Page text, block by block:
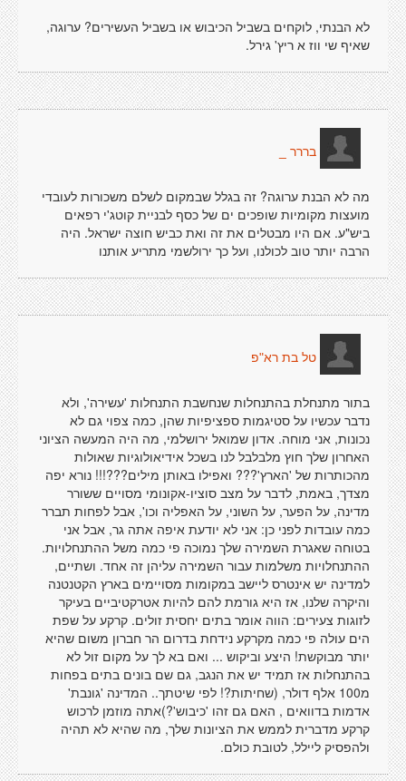
לא הבנתי, לוקחים בשביל הכיבוש או בשביל העשירים? ערוגה,
שאיף שי ווז א ריץ' גירל.
בררר _
מה לא הבנת ערוגה? זה בגלל שבמקום לשלם משכורות לעובדי
מועצות מקומיות שופכים ים של כסף לבניית קוטג'י רפאים
ביש"ע. אם היו מבטלים את זה ואת כביש חוצה ישראל. היה
הרבה יותר טוב לכולנו, ועל כך ירולשמי מתריע אותנו
טל בת רא"פ
בתור מתנחלת בהתנחלות שנחשבת התנחלות 'עשירה', ולא
נדבר עכשיו על סטיגמות ספציפיות שהן, כמה צפוי גם לא
נכונות, אני מוחה. אדון שמואל ירושלמי, מה היה המעשה הציוני
האחרון שלך חוץ מלבלבל לנו בשכל אידיאולוגיות שאולות
מהכותרות של 'הארץ'??? ואפילו באותן מילים???!!! נורא יפה
מצדך, באמת, לדבר על מצב סוציו-אקונומי מסויים ששורר
מדינה, על הפער, על השוני, על האפליה וכו', אבל לפחות תברר
כמה עובדות לפני כן: אני לא יודעת איפה אתה גר, אבל אני
בטוחה שאגרת השמירה שלך נמוכה פי כמה משל ההתנחלויות.
ההתנחלויות משלמות עבור השמירה עליהן זה אחד. ושתיים,
למדינה יש אינטרס ליישב במקומות מסויימים בארץ הקטנטנה
והיקרה שלנו, אז היא גורמת להם להיות אטרקטיביים בעיקר
לזוגות צעירים: הווה אומר בתים יחסית זולים. קרקע על שפת
הים עולה פי כמה מקרקע נידחת בדרום הר חברון משום שהיא
יותר מבוקשת! היצע וביקוש ... ואם בא לך על מקום זול לא
בהתנחלות אז תמיד יש את הנגב, גם שם בונים בתים בפחות
מ100 אלף דולר, (שחיתות?! לפי שיטתך.. המדינה 'גונבת'
אדמות בדוואים , האם גם זהו 'כיבוש'?)אתה מוזמן לרכוש
קרקע מדברית לממש את הציונות שלך, מה שהיא לא תהיה
ולהפסיק ליילל, לטובת כולם.